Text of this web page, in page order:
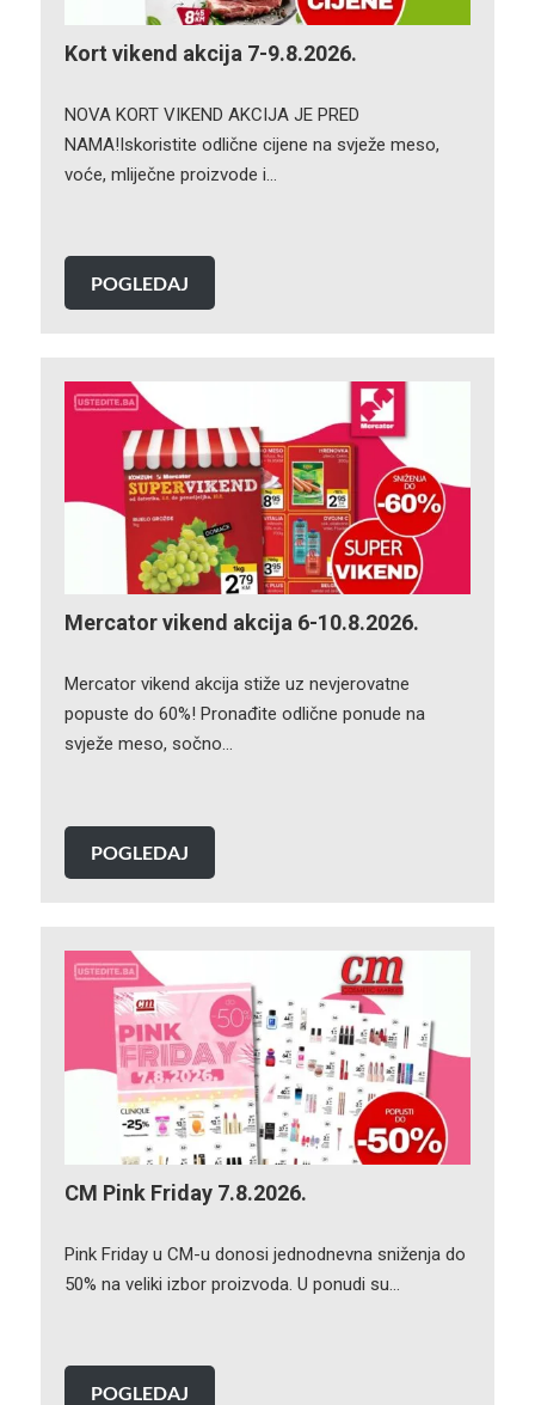
Kort vikend akcija 7-9.8.2026.
NOVA KORT VIKEND AKCIJA JE PRED
NAMA!Iskoristite odlične cijene na svježe meso,
voće, mliječne proizvode i…
POGLEDAJ
Mercator vikend akcija 6-10.8.2026.
Mercator vikend akcija stiže uz nevjerovatne
popuste do 60%! Pronađite odlične ponude na
svježe meso, sočno…
POGLEDAJ
CM Pink Friday 7.8.2026.
Pink Friday u CM-u donosi jednodnevna sniženja do
50% na veliki izbor proizvoda. U ponudi su…
POGLEDAJ